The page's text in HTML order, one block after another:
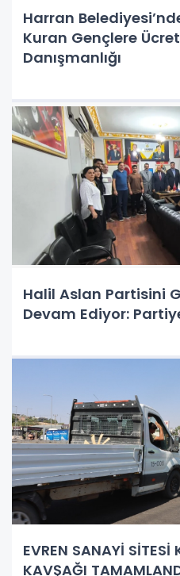
Harran
Kuran Gençlere
Danışmanlığı
Halil Aslan Partisini
Devam Ediyor:
EVREN SANAYİ SİTESİ
KAVŞAĞI